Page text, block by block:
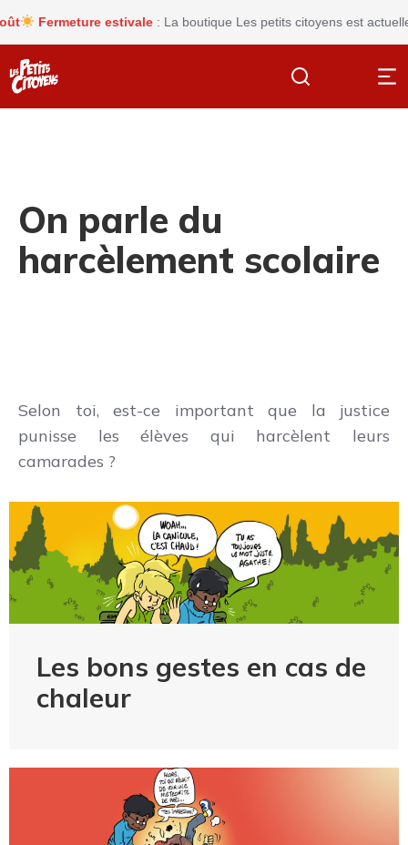
Fermeture estivale: La boutique Les petits citoyens est
On parle du
harcèlement scolaire
Selon toi, est-ce important que la justice
punisse les élèves qui harcèlent leurs
camarades ?
Les bons gestes en cas de
chaleur